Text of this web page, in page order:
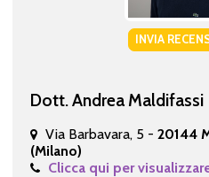
INVIA
Dott. Andrea Maldifassi
Via Barbavara, 5 - 20144
(Milano)
Clicca qui per